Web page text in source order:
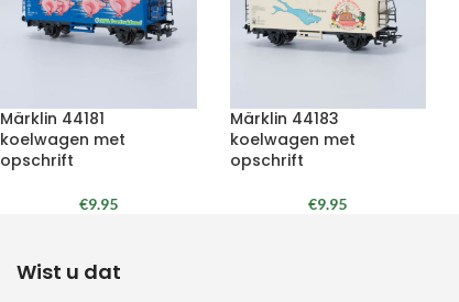
Märklin 44181
koelwagen met
opschrift
€9.95
Märklin 44183
koelwagen met
opschrift
€9.95
Wist u dat